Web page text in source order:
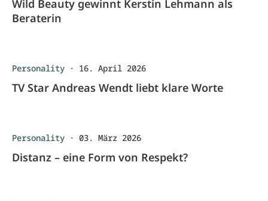
Wild Beauty gewinnt Kerstin Lehmann als
Beraterin
Personality · 16. April 2026
TV Star Andreas Wendt liebt klare Worte
Personality · 03. März 2026
Distanz – eine Form von Respekt?